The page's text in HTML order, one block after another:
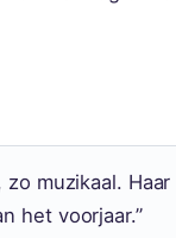
zo muzikaal.
het voorjaar.”